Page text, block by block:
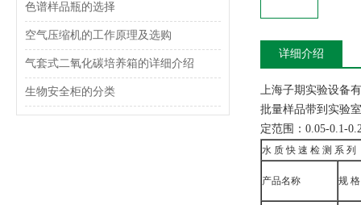
色谱样品瓶的选择
空气压缩机的工作原理及选购
气套式二氧化碳培养箱的详细介绍
生物安全柜的分类
详细介绍
上海子期实验设备
批量样品带到实验
定范围：0.05-0.1-
水 质 快 速 检 测 系 列
产品名称 规 格